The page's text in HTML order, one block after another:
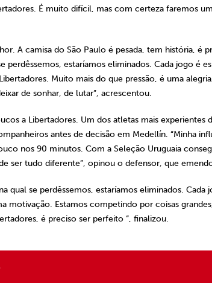
É muito difícil, mas com certeza faremos
A camisa do São Paulo é pesada, tem história, é
perdêssemos, estaríamos eliminados. Cada jogo é
Muito mais do que pressão, é uma
de sonhar, de lutar”, acrescentou.
a Libertadores. Um dos atletas mais experientes
antes de decisão em Medellín. “Minha
nos 90 minutos. Com a Seleção Uruguaia
ser tudo diferente”, opinou o defensor, que
qual se perdêssemos, estaríamos eliminados. Cada
motivação. Estamos competindo por coisas
é preciso ser perfeito “, finalizou.